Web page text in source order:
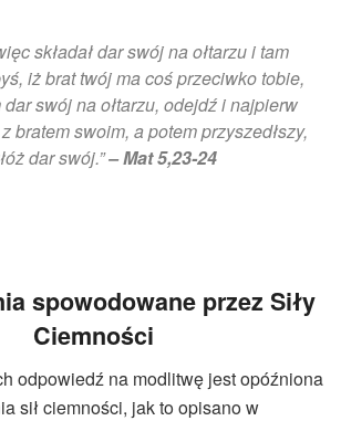
składał dar swój na ołtarzu i tam
iż brat twój ma coś przeciwko tobie,
swój na ołtarzu, odejdź i najpierw
bratem swoim, a potem przyszedłszy,
dar swój.”– Mat 5,23-24
spowodowane przez Siły
Ciemności
odpowiedź na modlitwę jest opóźniona
sił ciemności, jak to opisano w